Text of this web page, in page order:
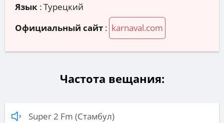
Язык : Турецкий
Официальный сайт : karnaval.com
Частота вещания:
Super 2 Fm (Стамбул)